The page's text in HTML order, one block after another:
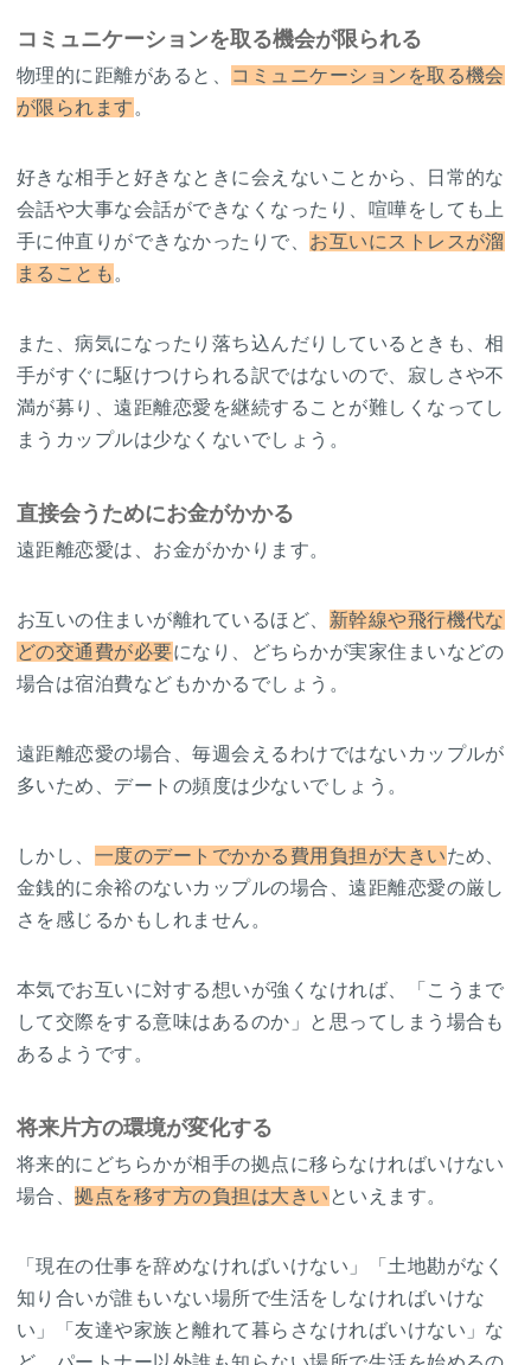
コミュニケーションを取る機会が限られる
物理的に距離があると、
コミュニケーションを取る機会
が限られます 。
好きな相手と好きなときに会えないことから、日常的な
会話や大事な会話ができなくなったり、喧嘩をしても上
手に仲直りができなかったりで、 お互いにストレスが溜
まることも 。
また、病気になったり落ち込んだりしているときも、相
手がすぐに駆けつけられる訳ではないので、寂しさや不
満が募り、遠距離恋愛を継続することが難しくなってし
まうカップルは少なくないでしょう。
直接会うためにお金がかかる
遠距離恋愛は、お金がかかります。
お互いの住まいが離れているほど、 新幹線や飛行機代な
どの交通費が必要になり、どちらかが実家住まいなどの
場合は宿泊費などもかかるでしょう。
遠距離恋愛の場合、毎週会えるわけではないカップルが
多いため、デートの頻度は少ないでしょう。
しかし、 一度のデートでかかる費用負担が大きいため、
金銭的に余裕のないカップルの場合、遠距離恋愛の厳し
さを感じるかもしれません。
本気でお互いに対する想いが強くなければ、「こうまで
して交際をする意味はあるのか」と思ってしまう場合も
あるようです。
将来片方の環境が変化する
将来的にどちらかが相手の拠点に移らなければいけない
場合、拠点を移す方の負担は大きい といえます。
「現在の仕事を辞めなければいけない」「土地勘がなく
知り合いが誰もいない場所で生活をしなければいけな
い」「友達や家族と離れて暮らさなければいけない」な